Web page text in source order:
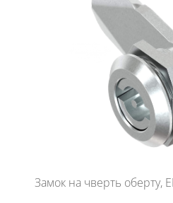
Замок на чверть оберту,